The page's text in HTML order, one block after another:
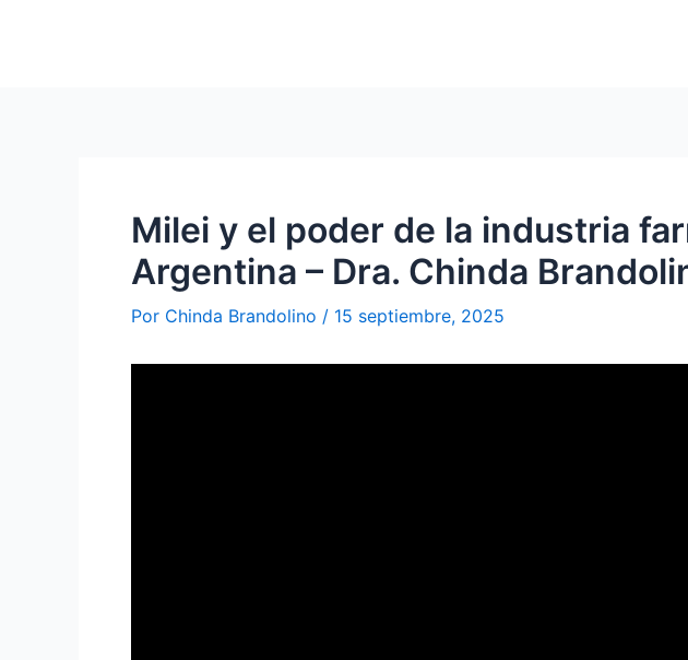
Milei y el poder de la industria
Argentina – Dra. Chinda
Por Chinda Brandolino / 15 septiembre, 2025